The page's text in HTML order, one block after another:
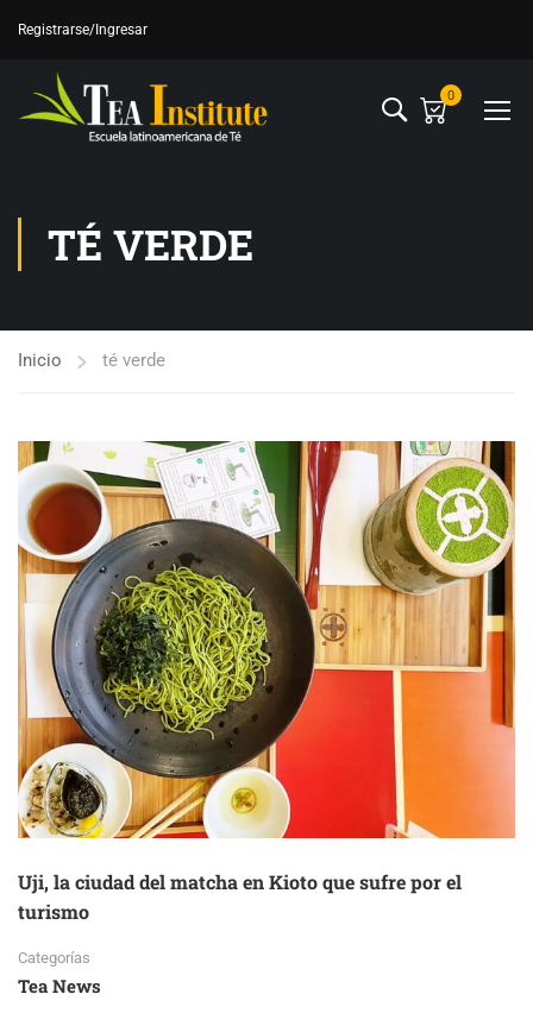
Registrarse/Ingresar
0
TÉ VERDE
Inicio té verde
Uji, la ciudad del matcha en Kioto que sufre por el
turismo
Categorías
Tea News